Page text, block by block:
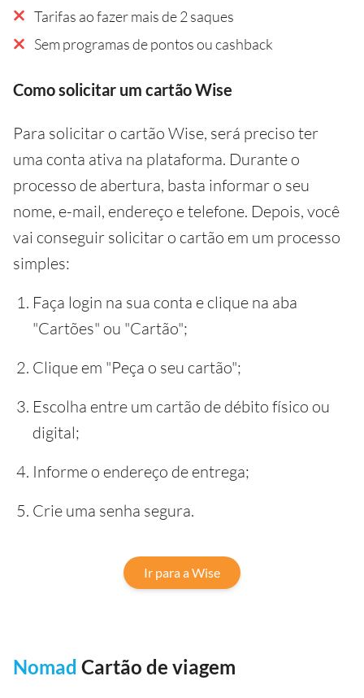
Tarifas ao fazer mais de 2 saques
Sem programas de pontos ou cashback
Como solicitar um cartão Wise
Para solicitar o cartão Wise, será preciso ter
uma conta ativa na plataforma. Durante o
processo de abertura, basta informar o seu
nome, e-mail, endereço e telefone. Depois, você
vai conseguir solicitar o cartão em um processo
simples:
Faça login na sua conta e clique na aba
"Cartões" ou "Cartão";
Clique em "Peça o seu cartão";
Escolha entre um cartão de débito físico ou
digital;
Informe o endereço de entrega;
Crie uma senha segura.
Ir para a Wise
Nomad Cartão de viagem